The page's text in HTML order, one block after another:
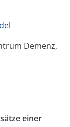
Demenz,
einer